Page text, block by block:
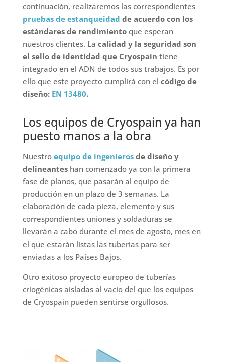
continuación, realizaremos las correspondientes
pruebas de estanqueidad de acuerdo con los
estándares de rendimientoque esperan
nuestros clientes. La calidad y la seguridad son
el sello de identidad que Cryospain tiene
integrado en el ADN de todos sus trabajos. Es por
ello que este proyecto cumplirá con el código de
diseño: EN 13480.
Los equipos de Cryospain ya han
puesto manos a la obra
Nuestroequipo de ingenierosde diseño y
delineanteshan comenzado ya con la primera
fase de planos, que pasarán al equipo de
producción en un plazo de 3 semanas. La
elaboración de cada pieza, elemento y sus
correspondientes uniones y soldaduras se
llevarán a cabo durante el mes de agosto, mes en
el que estarán listas las tuberías para ser
enviadas a los Países Bajos.
Otro exitoso proyecto europeo de tuberías
criogénicas aisladas al vacío del que los equipos
de Cryospain pueden sentirse orgullosos.